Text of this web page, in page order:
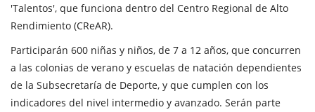
'Talentos', que funciona dentro del Centro Regional de Alto
Rendimiento (CReAR).
Participarán 600 niñas y niños, de 7 a 12 años, que concurren
a las colonias de verano y escuelas de natación dependientes
de la Subsecretaría de Deporte, y que cumplen con los
indicadores del nivel intermedio y avanzado. Serán parte